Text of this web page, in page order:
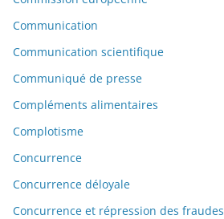
Communication
Communication scientifique
Communiqué de presse
Compléments alimentaires
Complotisme
Concurrence
Concurrence déloyale
Concurrence et répression des fraudes